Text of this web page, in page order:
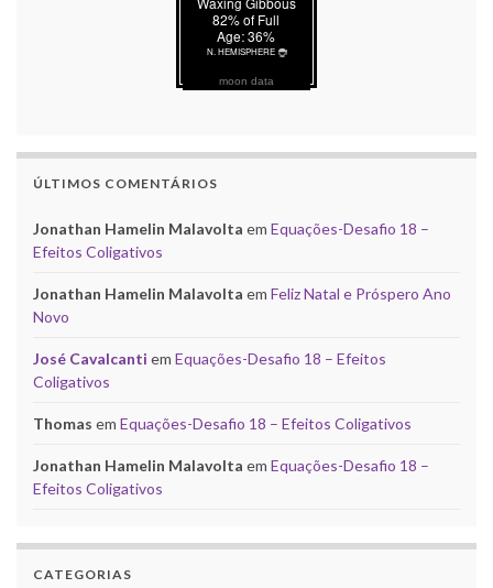
moon data
ÚLTIMOS COMENTÁRIOS
Jonathan Hamelin Malavolta em Equações-Desafio 18 –
Efeitos Coligativos
Jonathan Hamelin Malavolta em Feliz Natal e Próspero Ano
Novo
José Cavalcanti em Equações-Desafio 18 – Efeitos
Coligativos
Thomas em Equações-Desafio 18 – Efeitos Coligativos
Jonathan Hamelin Malavolta em Equações-Desafio 18 –
Efeitos Coligativos
CATEGORIAS